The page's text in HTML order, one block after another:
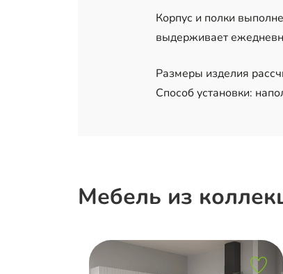
Корпус и полки
выдерживает
Размеры изделия
Способ установки:
Мебель из